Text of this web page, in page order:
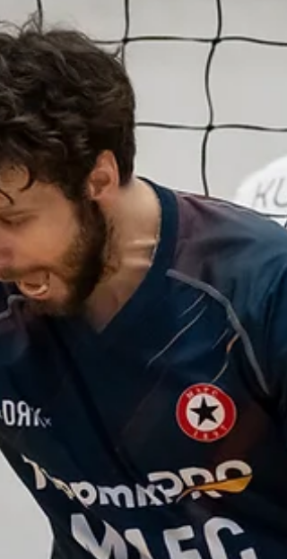
fölény (19–25) A mérkőzés elején még fej-
mellett haladtak a csapatok, mindkét
gyors támadásokkal és ke